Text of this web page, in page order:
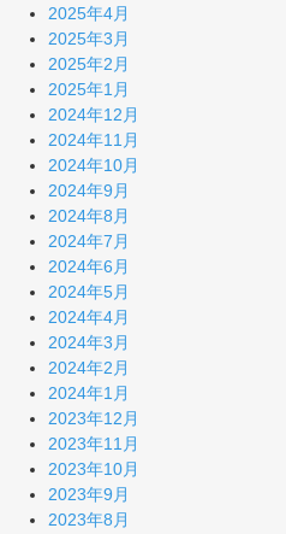
2025年4月
2025年3月
2025年2月
2025年1月
2024年12月
2024年11月
2024年10月
2024年9月
2024年8月
2024年7月
2024年6月
2024年5月
2024年4月
2024年3月
2024年2月
2024年1月
2023年12月
2023年11月
2023年10月
2023年9月
2023年8月